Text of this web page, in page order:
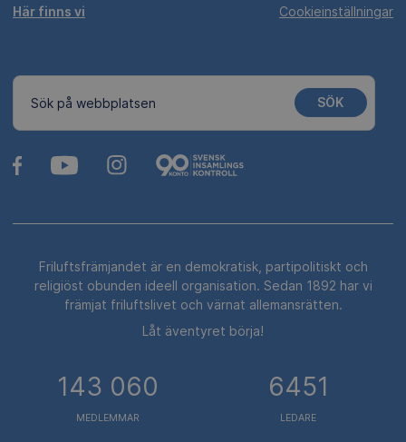
Här finns vi Cookieinställningar
Sök på webbplatsen SÖK
Friluftsfrämjandet är en demokratisk, partipolitiskt och
religiöst obunden ideell organisation. Sedan 1892 har vi
främjat friluftslivet och värnat allemansrätten.
Låt äventyret börja!
143 060
MEDLEMMAR
6451
LEDARE